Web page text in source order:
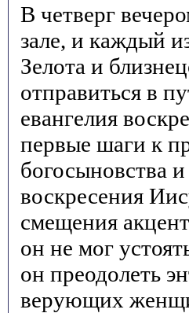
В четверг
зале, и каждый
Зелота и
отправиться в
евангелия
первые шаги к
богосыновства
воскресения
смещения
он не мог
он преодолеть
верующих